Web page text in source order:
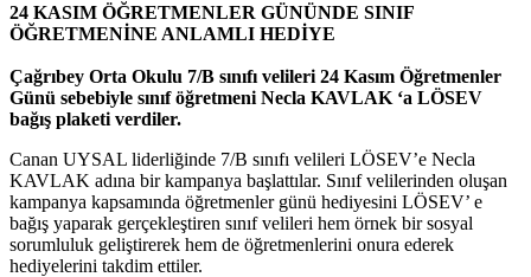
24 KASIM ÖĞRETMENLER GÜNÜNDE SINIF
ÖĞRETMENİNE ANLAMLI HEDİYE
Çağrıbey Orta Okulu 7/B sınıfı velileri 24 Kasım Öğretmenler
Günü sebebiyle sınıf öğretmeni Necla KAVLAK ‘a LÖSEV
bağış plaketi verdiler.
Canan UYSAL liderliğinde 7/B sınıfı velileri LÖSEV’e Necla
KAVLAK adına bir kampanya başlattılar. Sınıf velilerinden oluşan
kampanya kapsamında öğretmenler günü hediyesini LÖSEV’ e
bağış yaparak gerçekleştiren sınıf velileri hem örnek bir sosyal
sorumluluk geliştirerek hem de öğretmenlerini onura ederek
hediyelerini takdim ettiler.